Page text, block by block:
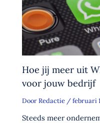
Hoe jij meer uit
voor jouw bedrijf
Door Redactie /februari
Steeds meer